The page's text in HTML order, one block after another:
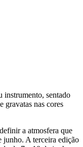
instrumento, sentado
gravatas nas cores
a atmosfera que
junho. A terceira edição